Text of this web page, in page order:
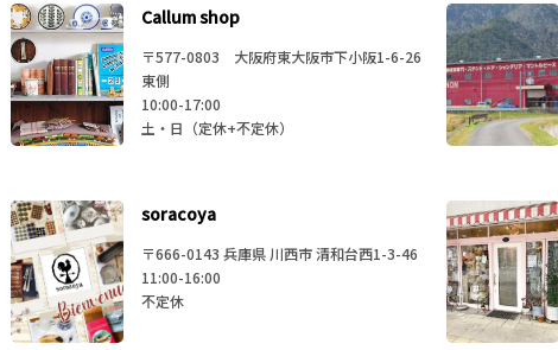
愛知 岐阜 静岡 新潟
長野
石川 富山 福井
大阪
兵
奈良
和
中国・四国
岡山 広島
香川
徳島 愛媛 高知
九州・沖縄
福岡
佐
宮崎
鹿
Callum shop
〒577-0803 大阪府東大阪市下小阪1-6-26
東側
10:00-17:00
土・日（定休+不定休）
soracoya
〒666-0143 兵庫県 川西市 清和台西1-3-46
11:00-16:00
不定休